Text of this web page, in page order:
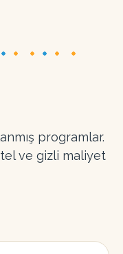
programlar.
ve gizli maliyet